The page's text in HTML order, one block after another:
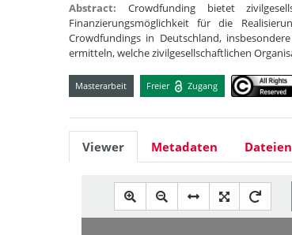
Abstract: Crowdfunding bietet
Finanzierungsmöglichkeit für die
Crowdfundings in Deutschland,
ermitteln, welche zivilgesellschaftlichen
Masterarbeit Freier Zugang
Viewer Metadaten Dateien